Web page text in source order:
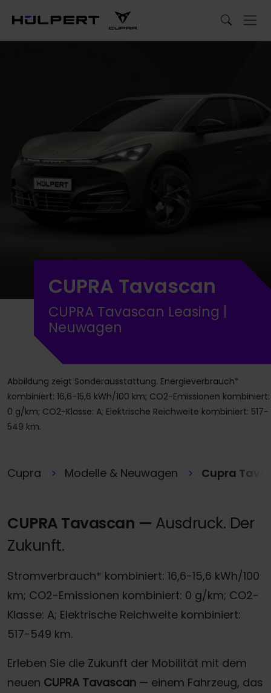
CUPRA Tavascan
CUPRA Tavascan Leasing |
Neuwagen
Abbildung zeigt Sonderausstattung. Energieverbrauch*
kombiniert: 16,6-15,6 kWh/100 km; CO2-Emissionen kombiniert:
0 g/km; CO2-Klasse: A; Elektrische Reichweite kombiniert: 517-
549 km.
Cupra Modelle & Neuwagen Cupra
CUPRA Tavascan — Ausdruck. Der
Zukunft.
Stromverbrauch* kombiniert: 16,6-15,6 kWh/100
km; CO2-Emissionen kombiniert: 0 g/km; CO2-
Klasse: A; Elektrische Reichweite kombiniert:
517-549 km.
Erleben Sie die Zukunft der Mobilität mit dem
neuen CUPRA Tavascan — einem Fahrzeug, das